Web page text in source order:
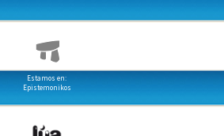
Estamos en:
Epistemonikos